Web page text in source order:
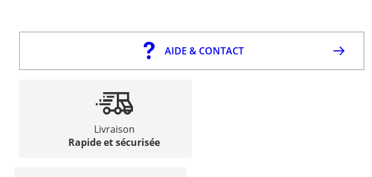
AIDE & CONTACT
Livraison
Rapide et sécurisée